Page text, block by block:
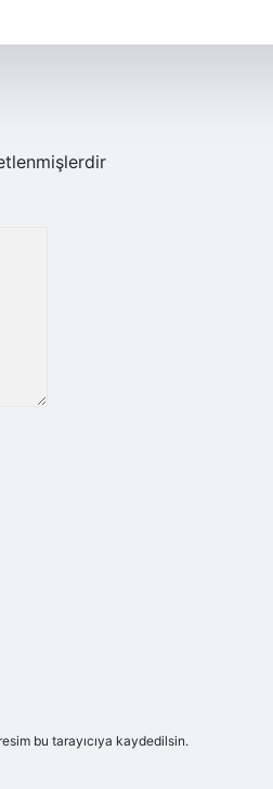
bu tarayıcıya kaydedilsin.